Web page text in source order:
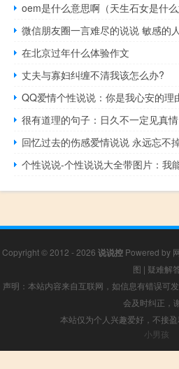
oem是什么意思啊（天生石女是什么
微信朋友圈一言难尽的说说 敏感的
在北京过年什么体验作文
丈夫与寡妇纠缠不清我该怎么办?
QQ爱情个性说说：你是我心安的理
很有道理的句子：日久不一定见真
回忆过去的伤感爱情说说 永远忘不
个性说说-个性说说大全带图片：我
Copyright © 2012 - 2026 说说控 Powered by
图 | 疑难解
声明：本站内容来自互联网，如信息有错误可
会及时纠正，
本站仅为个人兴趣爱好，不接
小男孩